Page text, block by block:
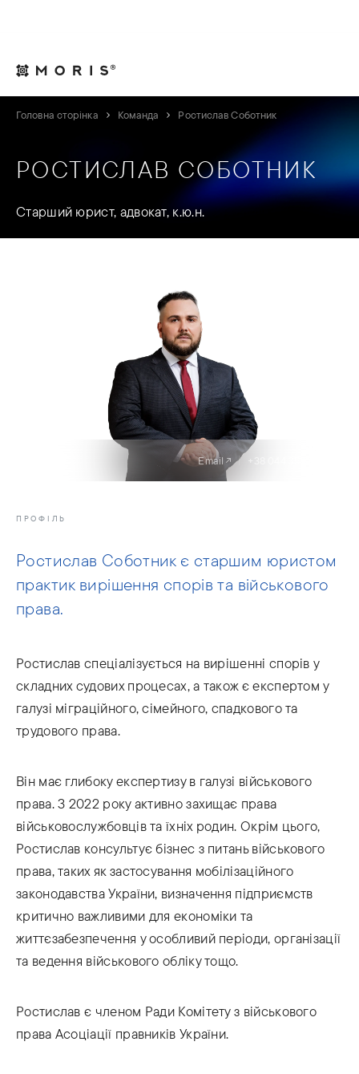
Головна сторінка Команда Ростислав Соботник
РОСТИСЛАВ СОБОТНИК
Старший юрист, адвокат, к.ю.н.
Email +38 044 359 03 05
ПРОФІЛЬ
Ростислав Соботник є старшим юристом
практик вирішення спорів та військового
права.
Ростислав спеціалізується на вирішенні спорів у
складних судових процесах, а також є експертом у
галузі міграційного, сімейного, спадкового та
трудового права.
Він має глибоку експертизу в галузі військового
права. З 2022 року активно захищає права
військовослужбовців та їхніх родин. Окрім цього,
Ростислав консультує бізнес з питань військового
права, таких як застосування мобілізаційного
законодавства України, визначення підприємств
критично важливими для економіки та
життєзабезпечення у особливий періоди, організації
та ведення військового обліку тощо.
Ростислав є членом Ради Комітету з військового
права Асоціації правників України.